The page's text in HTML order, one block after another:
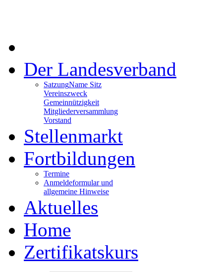
Der Landesverband
SatzungName Sitz
Vereinszweck
Gemeinnützigkeit
Mitgliederversammlung
Vorstand
Stellenmarkt
Fortbildungen
Termine
Anmeldeformular und
allgemeine Hinweise
Aktuelles
Home
Zertifikatskurs